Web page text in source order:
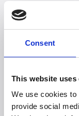
Consent
This website uses
We use cookies
provide social
mitään ei siis
--
Saatavuus
Saatavilla 2026
--